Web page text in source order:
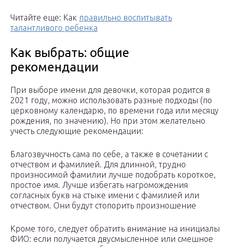
Читайте еще: Как правильно воспитывать
талантливого ребенка
Как выбрать: общие
рекомендации
При выборе имени для девочки, которая родится в
2021 году, можно использовать разные подходы (по
церковному календарю, по времени года или месяцу
рождения, по значению). Но при этом желательно
учесть следующие рекомендации:
Благозвучность сама по себе, а также в сочетании с
отчеством и фамилией. Для длинной, трудно
произносимой фамилии лучше подобрать короткое,
простое имя. Лучше избегать нагромождения
согласных букв на стыке имени с фамилией или
отчеством. Они будут стопорить произношение
Кроме того, следует обратить внимание на инициалы
ФИО: если получается двусмысленное или смешное